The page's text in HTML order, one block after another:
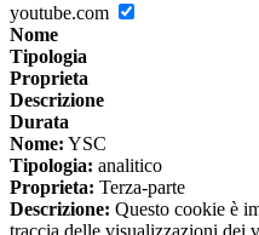
youtube.com
Nome
Tipologia
Proprieta
Descrizione
Durata
Nome: YSC
Tipologia: analitico
Proprieta: Terza-parte
Descrizione: Questo cookie è
traccia delle visualizzazioni dei